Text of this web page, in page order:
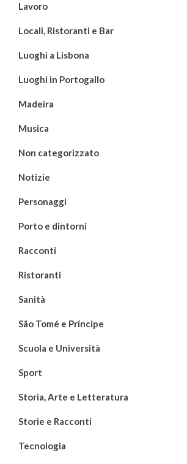
Lavoro
Locali, Ristoranti e Bar
Luoghi a Lisbona
Luoghi in Portogallo
Madeira
Musica
Non categorizzato
Notizie
Personaggi
Porto e dintorni
Racconti
Ristoranti
Sanità
São Tomé e Príncipe
Scuola e Università
Sport
Storia, Arte e Letteratura
Storie e Racconti
Tecnologia